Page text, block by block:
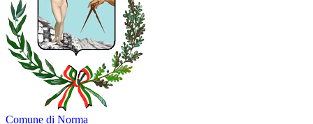
Comune di Norma